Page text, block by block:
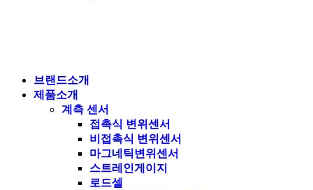
브랜드소개
제품소개
계측 센서
접촉식 변위센서
비접촉식 변위센서
마그네틱변위센서
스트레인게이지
로드셀